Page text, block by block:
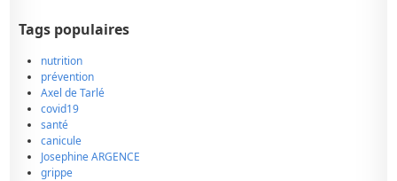
Tags populaires
nutrition
prévention
Axel de Tarlé
covid19
santé
canicule
Josephine ARGENCE
grippe